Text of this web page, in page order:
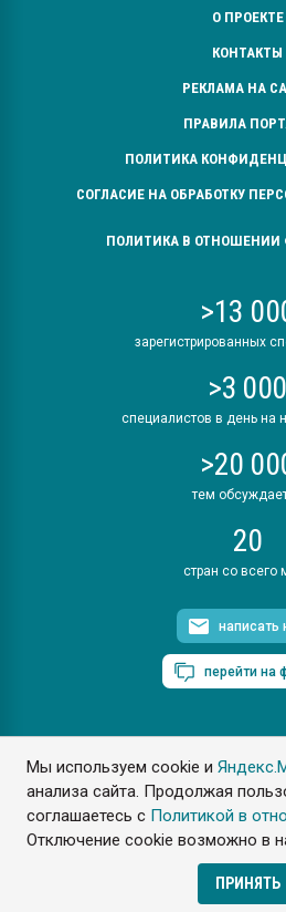
Мы используем cookie и
анализа сайта. Продолжая
соглашаетесь с Политикой в
Отключение cookie возможно в
ПРИНЯТЬ
О ПРОЕКТЕ
КОНТАКТЫ
РЕКЛАМА НА
ПРАВИЛА
ПОЛИТИКА
СОГЛАСИЕ НА ОБРАБОТКУ
ПОЛИТИКА В ОТНОШЕНИИ
>13
зарегистрированных
>3 000
специалистов в день на
>20
тем
20
стран со всего
написать
перейти на
ПластЭксперт © 2006. Все
Разрешается копирование
ссылкой на www.e-
Разработка сайта